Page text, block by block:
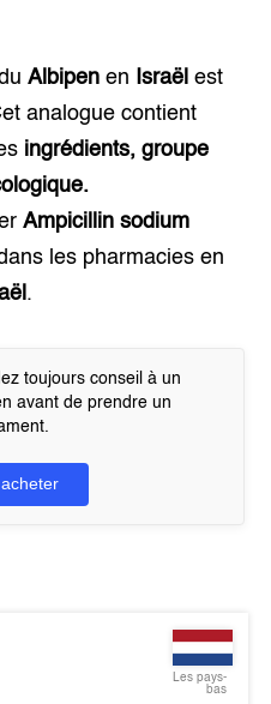
Albipen en Israël est
analogue contient
ingrédients, groupe
Ampicillin sodium
les pharmacies en
.
toujours conseil à un
avant de prendre un
Les pays-
bas